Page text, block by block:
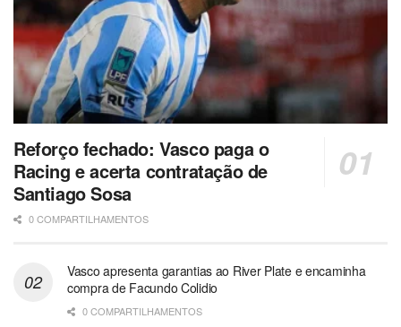
Reforço fechado: Vasco paga o
Racing e acerta contratação de
Santiago Sosa
0 COMPARTILHAMENTOS
Vasco apresenta garantias ao River Plate e encaminha
compra de Facundo Colidio
0 COMPARTILHAMENTOS